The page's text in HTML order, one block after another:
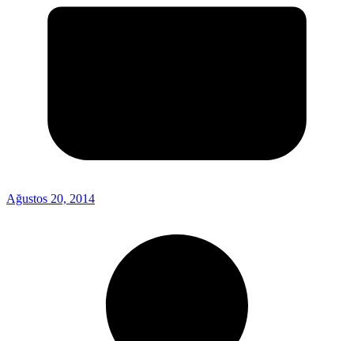
Ağustos 20, 2014